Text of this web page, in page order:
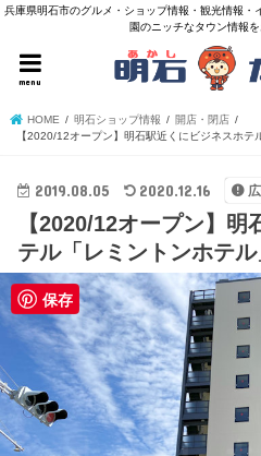
兵庫県明石市のグルメ・ショップ情報・観光情報
園のニッチなタウン情報を
menu
HOME 明石ショップ情報
開店・閉店
【2020/12オープン】明石駅近くにビジネスホ
2019.08.05 2020.12.16
【2020/12オープン】
テル「レミントンホテ
保存